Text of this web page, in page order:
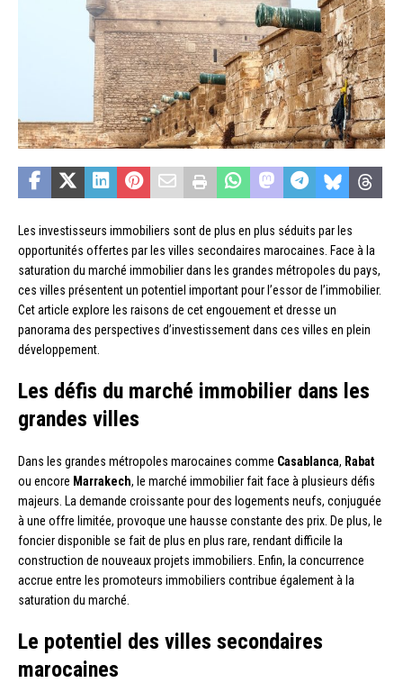
Les investisseurs immobiliers sont de plus en plus séduits par les
opportunités offertes par les villes secondaires marocaines. Face à la
saturation du marché immobilier dans les grandes métropoles du pays,
ces villes présentent un potentiel important pour l’essor de l’immobilier.
Cet article explore les raisons de cet engouement et dresse un
panorama des perspectives d’investissement dans ces villes en plein
développement.
Les défis du marché immobilier dans les
grandes villes
Dans les grandes métropoles marocaines comme Casablanca, Rabat
ou encore Marrakech, le marché immobilier fait face à plusieurs défis
majeurs. La demande croissante pour des logements neufs, conjuguée
à une offre limitée, provoque une hausse constante des prix. De plus, le
foncier disponible se fait de plus en plus rare, rendant difficile la
construction de nouveaux projets immobiliers. Enfin, la concurrence
accrue entre les promoteurs immobiliers contribue également à la
saturation du marché.
Le potentiel des villes secondaires
marocaines